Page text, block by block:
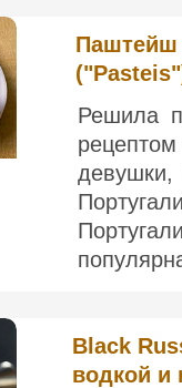
Паштейш
Решила
Black
водкой